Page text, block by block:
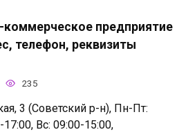
предприятие
телефон, реквизиты
235
3 (Советский р-н), Пн-Пт:
Вс: 09:00-15:00,